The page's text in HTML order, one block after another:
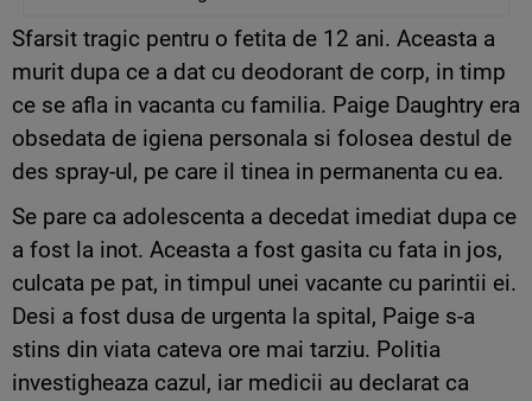
Sfarsit tragic pentru o fetita de 12 ani. Aceasta a
murit dupa ce a dat cu deodorant de corp, in timp
ce se afla in vacanta cu familia. Paige Daughtry era
obsedata de igiena personala si folosea destul de
des spray-ul, pe care il tinea in permanenta cu ea.
Se pare ca adolescenta a decedat imediat dupa ce
a fost la inot. Aceasta a fost gasita cu fata in jos,
culcata pe pat, in timpul unei vacante cu parintii ei.
Desi a fost dusa de urgenta la spital, Paige s-a
stins din viata cateva ore mai tarziu. Politia
investigheaza cazul, iar medicii au declarat ca